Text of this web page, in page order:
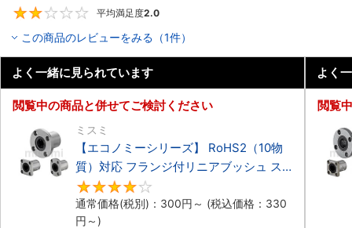
平均満足度2.0
この商品のレビューをみる（1件）
よく一緒に見られています
閲覧中の商品と併せてご検討ください
ミスミ
【エコノミーシリーズ】 RoHS2（10物
質）対応 フランジ付リニアブッシュ ス
タンダード シングル
通常価格(税別)： 300円 ～ (税込価格： 330
円 ～)
よく
閲覧